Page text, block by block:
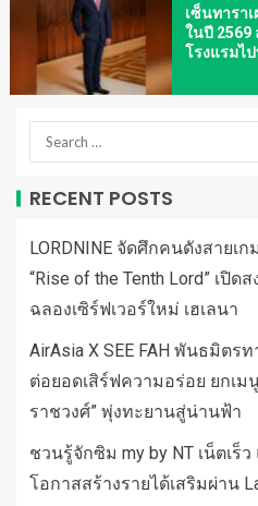
เซ็นทารา
ในปี 2569
โรงแรมไ
RECENT POSTS
LORDNINE จัดศึกคนดังสายเ
“Rise of the Tenth Lord” เปิ
ฉลองเซิร์ฟเวอร์ใหม่ เฮเลนา
AirAsia X SEE FAH พันธมิตร
ต่อยอดเสิร์ฟความอร่อย ยกเ
ราชวงศ์” พุ่งทะยานสู่น่านฟ้า
ชวนรู้จักซิม my by NT เน็ตเร็
โอกาสสร้างรายได้เสริมผ่าน